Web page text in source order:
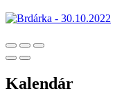
Kalendár